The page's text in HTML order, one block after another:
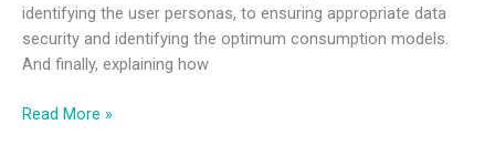
identifying the user personas, to ensuring appropriate data
security and identifying the optimum consumption models.
And finally, explaining how
Read More »